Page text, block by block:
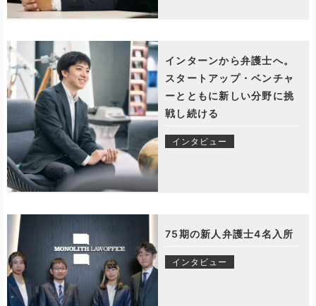
インターンから弁護士へ。
スタートアップ・ベンチャ
ーとともに新しい分野に挑
戦し続ける
インタビュー
75期の新人弁護士4名入所
インタビュー